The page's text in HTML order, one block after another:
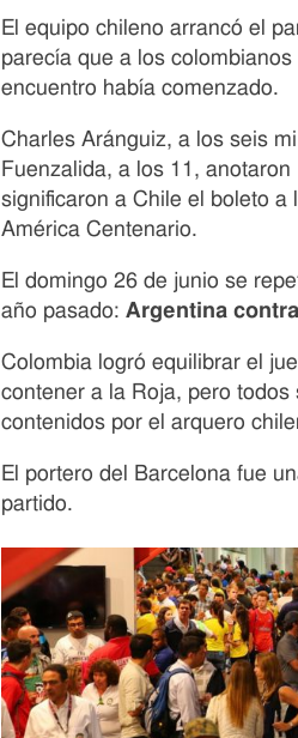
t
El equipo chileno arrancó el
parecía que a los
encuentro había comenzado.
Charles Aránguiz, a los seis
Fuenzalida, a los 11,
significaron a Chile el boleto a
América Centenario.
El domingo 26 de junio se
año pasado: Argentina
Colombia logró equilibrar el
contener a la Roja, pero todos
contenidos por el arquero
El portero del Barcelona fue
partido.